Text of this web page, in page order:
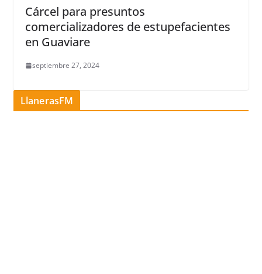
Cárcel para presuntos
comercializadores de estupefacientes
en Guaviare
septiembre 27, 2024
LlanerasFM